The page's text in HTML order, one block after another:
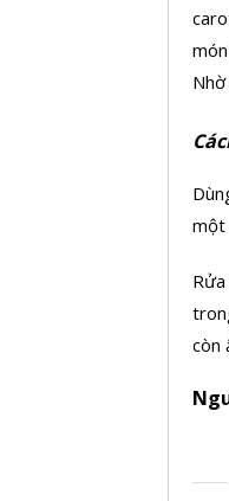
một
còn